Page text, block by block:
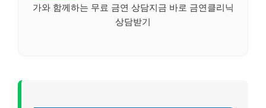
가와 함께하는 무료 금연 상담지금 바로 금연클리닉
상담받기